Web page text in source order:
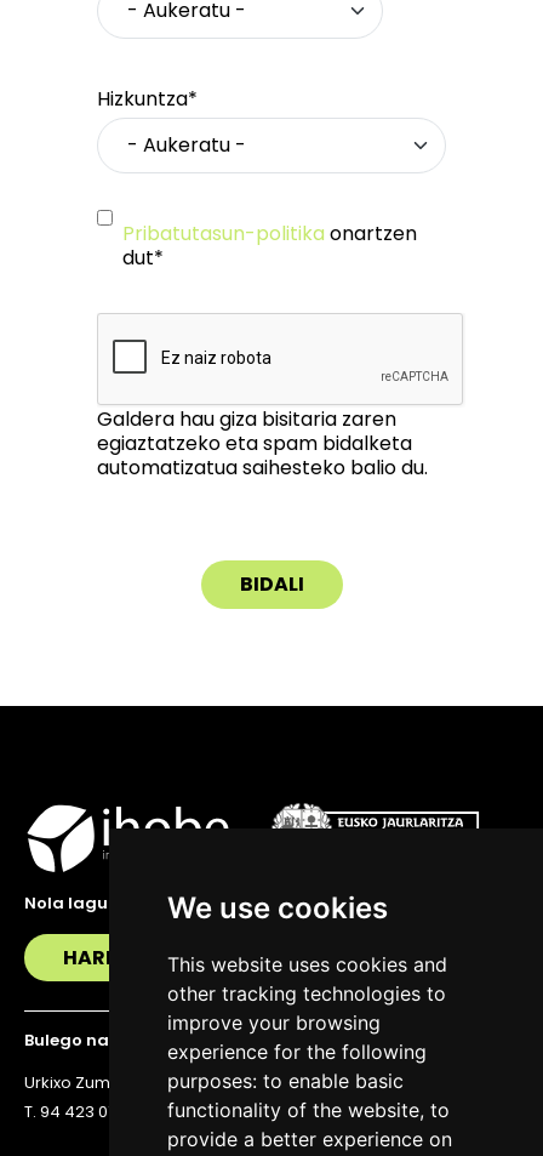
We use cookies
This website uses cookies and
other tracking technologies to
improve your browsing
experience for the following
purposes: to enable basic
functionality of the website, to
provide a better experience on
Hizkuntza*
Pribatutasun-politika onartzen
dut*
Galdera hau giza bisitaria zaren
egiaztatzeko eta spam bidalketa
automatizatua saihesteko balio du.
Nola lagundu zaitzakegu?
HARREMANETAN JARRI
Bulego nagusia
Urkixo Zumarkalea 36, 6. solairua, 48011 Bilbo
T. 94 423 07 43